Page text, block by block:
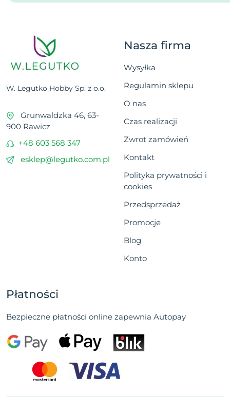
W. Legutko Hobby Sp. z o.o.
Grunwaldzka 46, 63-
900 Rawicz
+48 603 568 347
esklep@legutko.com.pl
Nasza firma
Wysyłka
Regulamin sklepu
O nas
Czas realizacji
Zwrot zamówień
Kontakt
Polityka prywatności i
cookies
Przedsprzedaż
Promocje
Blog
Konto
Płatności
Bezpieczne płatności online zapewnia Autopay